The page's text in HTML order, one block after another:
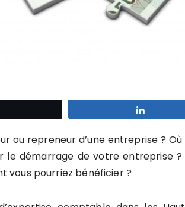
ou repreneur d’une entreprise ?
le démarrage de votre entreprise
vous pourriez bénéficier ?